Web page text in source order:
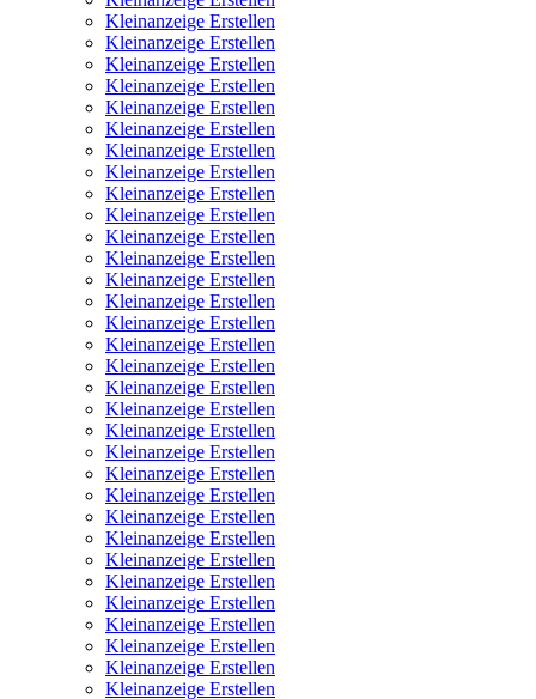
Kleinanzeige Erstellen
Kleinanzeige Erstellen
Kleinanzeige Erstellen
Kleinanzeige Erstellen
Kleinanzeige Erstellen
Kleinanzeige Erstellen
Kleinanzeige Erstellen
Kleinanzeige Erstellen
Kleinanzeige Erstellen
Kleinanzeige Erstellen
Kleinanzeige Erstellen
Kleinanzeige Erstellen
Kleinanzeige Erstellen
Kleinanzeige Erstellen
Kleinanzeige Erstellen
Kleinanzeige Erstellen
Kleinanzeige Erstellen
Kleinanzeige Erstellen
Kleinanzeige Erstellen
Kleinanzeige Erstellen
Kleinanzeige Erstellen
Kleinanzeige Erstellen
Kleinanzeige Erstellen
Kleinanzeige Erstellen
Kleinanzeige Erstellen
Kleinanzeige Erstellen
Kleinanzeige Erstellen
Kleinanzeige Erstellen
Kleinanzeige Erstellen
Kleinanzeige Erstellen
Kleinanzeige Erstellen
Kleinanzeige Erstellen